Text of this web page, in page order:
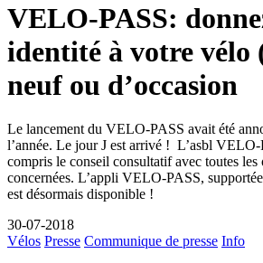
VELO-PASS:
identité à votre vélo
neuf ou d’occasion
Le lancement du VELO-PASS avait été
l’année. Le jour J est arrivé ! L’asbl VELO-
compris le conseil consultatif avec toutes les
concernées. L’appli VELO-PASS,
est désormais disponible !
30-07-2018
Vélos Presse Communique de presse Info